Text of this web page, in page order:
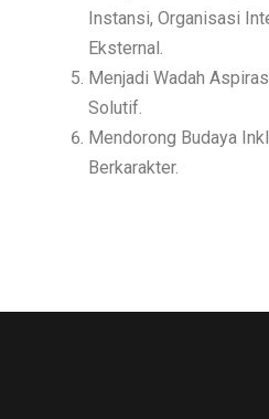
Instansi, Organisasi
Eksternal.
Menjadi Wadah
Solutif.
Mendorong Budaya
Berkarakter.